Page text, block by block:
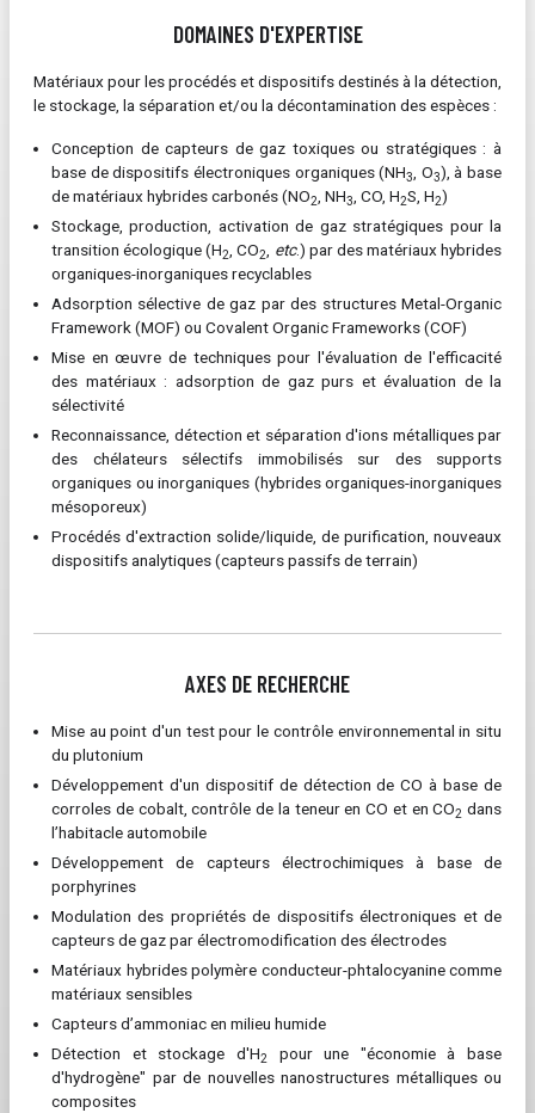
DOMAINES D'EXPERTISE
Matériaux pour les procédés et dispositifs destinés à la détection,
le stockage, la séparation et/ou la décontamination des espèces :
Conception de capteurs de gaz toxiques ou stratégiques : à
base de dispositifs électroniques organiques (NH3 , O3), à base
de matériaux hybrides carbonés (NO2 , NH3 , CO, H2S, H2)
Stockage, production, activation de gaz stratégiques pour la
transition écologique (H2 , CO2 etc.) par des matériaux hybrides
organiques-inorganiques recyclables
Adsorption sélective de gaz par des structures Metal-Organic
Framework (MOF) ou Covalent Organic Frameworks (COF)
Mise en œuvre de techniques pour l'évaluation de l'efficacité
des matériaux : adsorption de gaz purs et évaluation de la
sélectivité
Reconnaissance, détection et séparation d'ions métalliques par
des chélateurs sélectifs immobilisés sur des supports
organiques ou inorganiques (hybrides organiques-inorganiques
mésoporeux)
Procédés d'extraction solide/liquide, de purification, nouveaux
dispositifs analytiques (capteurs passifs de terrain)
AXES DE RECHERCHE
Mise au point d'un test pour le contrôle environnemental in situ
du plutonium
Développement d'un dispositif de détection de CO à base de
corroles de cobalt, contrôle de la teneur en CO et en CO2 dans
l’habitacle automobile
Développement de capteurs électrochimiques à base de
porphyrines
Modulation des propriétés de dispositifs électroniques et de
capteurs de gaz par électromodification des électrodes
Matériaux hybrides polymère conducteur-phtalocyanine comme
matériaux sensibles
Capteurs d’ammoniac en milieu humide
Détection et stockage d'H2
pour une "économie à base
d'hydrogène" par de nouvelles nanostructures métalliques ou
composites